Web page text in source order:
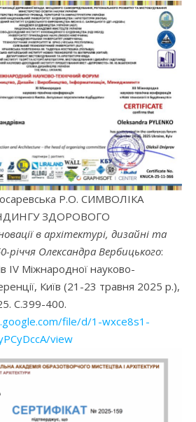
Р.О. СИМВОЛІКА
ЗДОРОВОГО
в архітектурі, дизайні та
річчя Олександра Вербицького:
IV Міжнародної науково-
Київ (21-23 травня 2025 р.),
С.399-400.
file/d/1-wxce8s1-
view